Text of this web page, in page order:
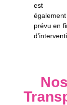
est
également
prévu en